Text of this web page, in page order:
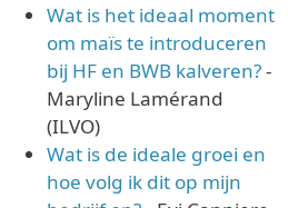
Wat is het ideaal moment
om maïs te introduceren
bij HF en BWB kalveren?-
Maryline Lamérand
(ILVO)
Wat is de ideale groei en
hoe volg ik dit op mijn